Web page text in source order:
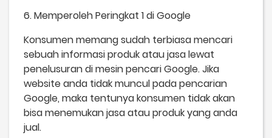
6. Memperoleh Peringkat 1 di Google
Konsumen memang sudah terbiasa mencari
sebuah informasi produk atau jasa lewat
penelusuran di mesin pencari Google. Jika
website anda tidak muncul pada pencarian
Google, maka tentunya konsumen tidak akan
bisa menemukan jasa atau produk yang anda
jual.